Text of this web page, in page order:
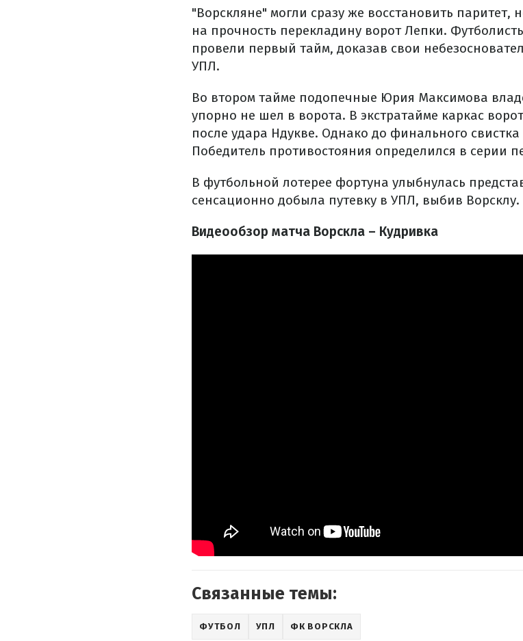
"Ворскляне" могли сразу же восстановить
на прочность перекладину ворот Лепки.
провели первый тайм, доказав свои
УПЛ.
Во втором тайме подопечные Юрия Максимова
упорно не шел в ворота. В экстратайме каркас
после удара Ндукве. Однако до финального
Победитель противостояния определился в серии
В футбольной лотерее фортуна улыбнулась
сенсационно добыла путевку в УПЛ, выбив Ворсклу.
Видеообзор матча Ворскла – Кудривка
Связанные темы:
ФУТБОЛ УПЛ ФК ВОРСКЛА